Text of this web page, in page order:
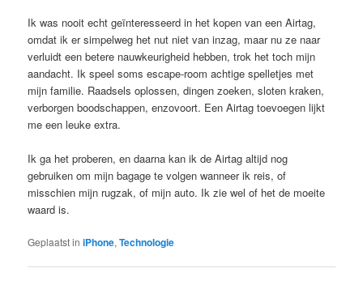
Ik was nooit echt geïnteresseerd in het kopen van een Airtag,
omdat ik er simpelweg het nut niet van inzag, maar nu ze naar
verluidt een betere nauwkeurigheid hebben, trok het toch mijn
aandacht. Ik speel soms escape-room achtige spelletjes met
mijn familie. Raadsels oplossen, dingen zoeken, sloten kraken,
verborgen boodschappen, enzovoort. Een Airtag toevoegen lijkt
me een leuke extra.
Ik ga het proberen, en daarna kan ik de Airtag altijd nog
gebruiken om mijn bagage te volgen wanneer ik reis, of
misschien mijn rugzak, of mijn auto. Ik zie wel of het de moeite
waard is.
Geplaatst in iPhone,Technologie